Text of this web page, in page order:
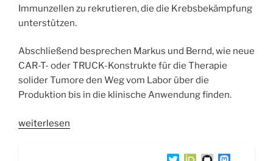
Immunzellen zu rekrutieren, die die Krebsbekämpfung
unterstützen.
Abschließend besprechen Markus und Bernd, wie neue
CAR-T- oder TRUCK-Konstrukte für die Therapie
solider Tumore den Weg vom Labor über die
Produktion bis in die klinische Anwendung finden.
„WSR091
weiterlesen